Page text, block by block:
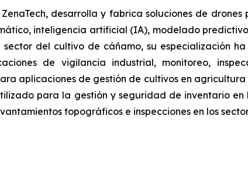
desarrolla y fabrica soluciones de
inteligencia artificial (IA), modelado
del cultivo de cáñamo, su especialización
de vigilancia industrial, monitoreo,
aplicaciones de gestión de cultivos en
para la gestión y seguridad de inventario en
topográficos e inspecciones en los